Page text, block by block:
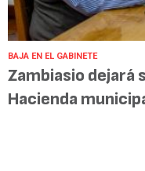
BAJA EN EL GABINETE
Zambiasio dejará
Hacienda